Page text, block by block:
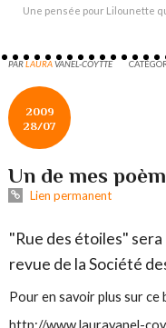
Une pensée pour Lilounette
PARLAURAVANEL-COYTTE
2009
28/07
Un de mes
Lien permanent
"Rue des étoiles"
revue de la Société
Pour en savoir plus sur ce